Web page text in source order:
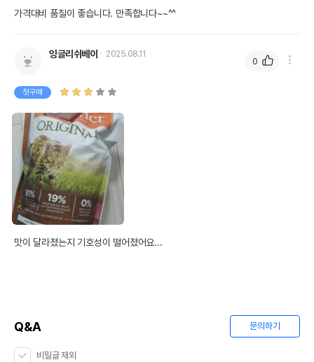
가격대비 품질이 좋습니다. 만족합니다~~^^
잉글리쉬베이 2025.08.11
첫구매
맛이 달라졌는지 기호성이 떨어졌어요...
0
Q&A 문의하기
비밀글 제외